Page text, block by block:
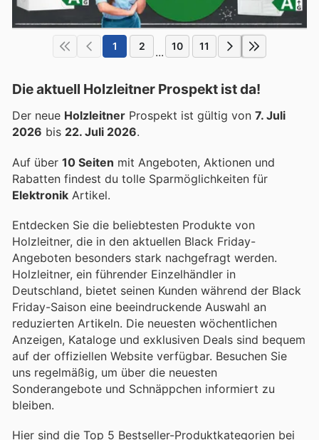
1 2 ... 10 11
Die aktuell Holzleitner Prospekt ist da!
Der neue Holzleitner Prospekt ist gültig von 7. Juli
2026 bis 22. Juli 2026.
Auf über 10 Seiten mit Angeboten, Aktionen und
Rabatten findest du tolle Sparmöglichkeiten für
Elektronik Artikel.
Entdecken Sie die beliebtesten Produkte von
Holzleitner, die in den aktuellen Black Friday-
Angeboten besonders stark nachgefragt werden.
Holzleitner, ein führender Einzelhändler in
Deutschland, bietet seinen Kunden während der Black
Friday-Saison eine beeindruckende Auswahl an
reduzierten Artikeln. Die neuesten wöchentlichen
Anzeigen, Kataloge und exklusiven Deals sind bequem
auf der offiziellen Website verfügbar. Besuchen Sie
uns regelmäßig, um über die neuesten
Sonderangebote und Schnäppchen informiert zu
bleiben.
Hier sind die Top 5 Bestseller-Produktkategorien bei